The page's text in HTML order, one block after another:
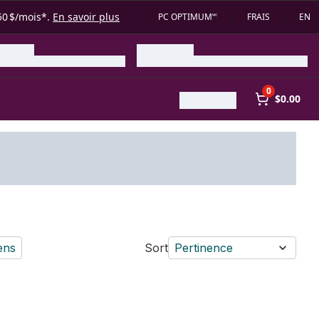
$/mois*. En savoir plus PC OPTIMUM🅪 FRAIS EN
0
$0.00
Sort Pertinence